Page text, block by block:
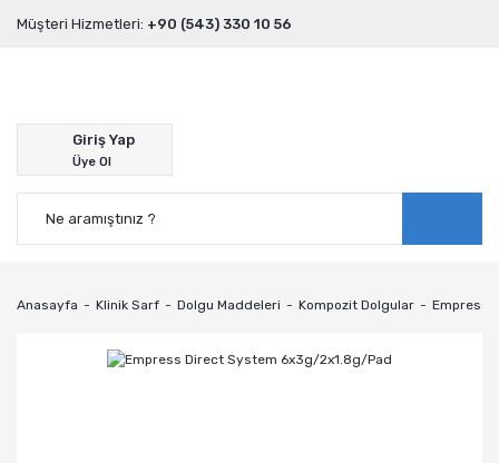
Müşteri Hizmetleri: +90 (543) 330 10 56
Giriş Yap
Üye Ol
Anasayfa Klinik Sarf Dolgu Maddeleri Kompozit Dolgular Empress